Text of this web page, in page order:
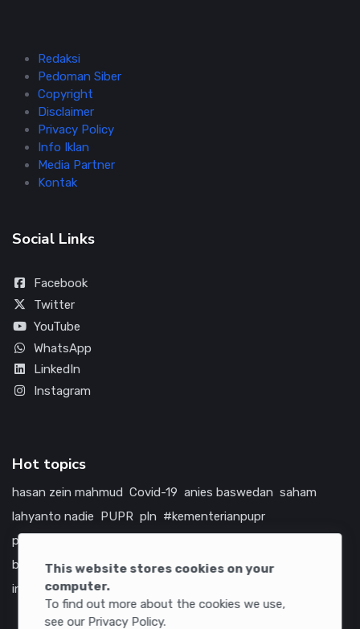
This website stores cookies on your
computer.
To find out more about the cookies we use,
see our Privacy Policy.
Redaksi
Pedoman Siber
Copyright
Disclaimer
Privacy Policy
Info Iklan
Media Partner
Kontak
Social Links
Facebook
Twitter
YouTube
WhatsApp
LinkedIn
Instagram
Hot topics
hasan zein mahmud Covid-19 anies baswedan saham
lahyanto nadie PUPR pln #kementerianpupr
prabowo subianto
bumn
jasa marga jtts tol china amerika serikat
infrastruktur